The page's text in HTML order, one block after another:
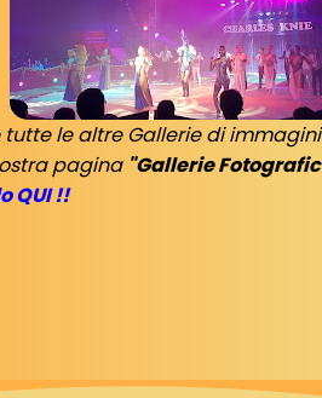
tutte le altre Gallerie di
pagina "Gallerie
QUI !!